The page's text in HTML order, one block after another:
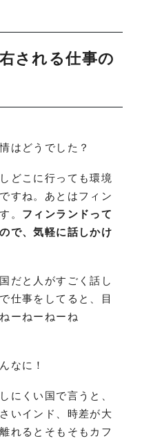
される仕事の
はどうでした？
どこに行っても環境
すね。あとはフィン
。 フィンランドって
で、気軽に話しかけ
だと人がすごく話し
仕事をしてると、目
ーねーねーね
なに！
にくい国で言うと、
いインド、時差が大
れるとそもそもカフ